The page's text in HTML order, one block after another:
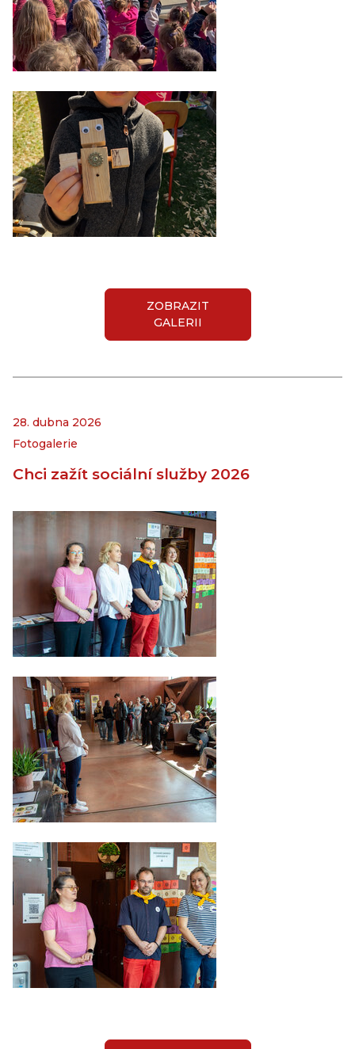
ZOBRAZIT
GALERII
28. dubna 2026
Fotogalerie
Chci zažít sociální služby 2026